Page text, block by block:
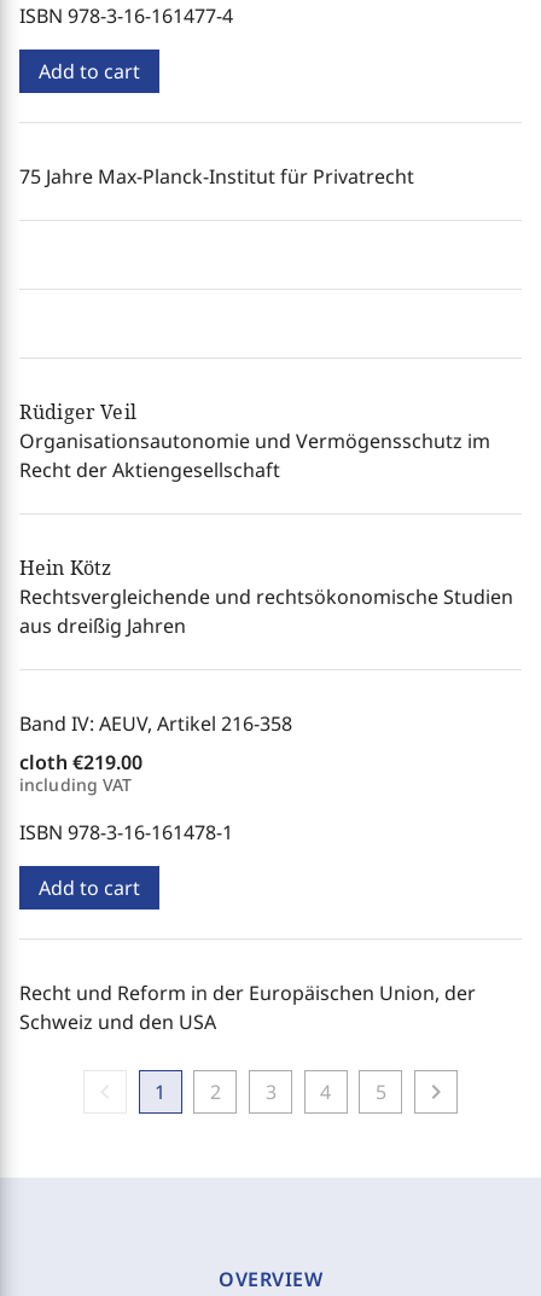
ISBN 978-3-16-161477-4
Add to cart
75 Jahre Max-Planck-Institut für Privatrecht
Rüdiger Veil
Organisationsautonomie und Vermögensschutz im
Recht der Aktiengesellschaft
Hein Kötz
Rechtsvergleichende und rechtsökonomische Studien
aus dreißig Jahren
Band IV: AEUV, Artikel 216-358
cloth €219.00
including VAT
ISBN 978-3-16-161478-1
Add to cart
Recht und Reform in der Europäischen Union, der
Schweiz und den USA
1 2 3 4 5 chevron_right
OVERVIEW